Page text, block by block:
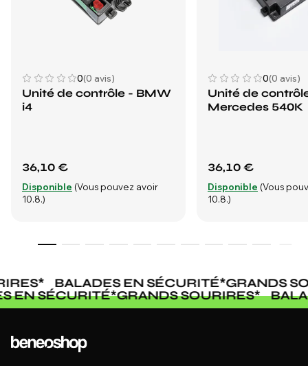
0(0 avis)
Unité de contrôle - BMW
i4
36,10 €
Disponible (Vous pouvez avoir
10.8.)
0(0 avis)
Unité de
Mercedes 540K
36,10 €
Disponible (Vous
10.8.)
* BALADES EN SÉCURITÉ*GRANDS
EN SÉCURITÉ*GRANDS SOURIRES*